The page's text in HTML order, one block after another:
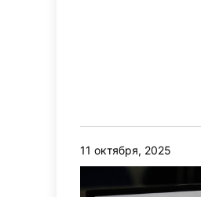
11 октября, 2025